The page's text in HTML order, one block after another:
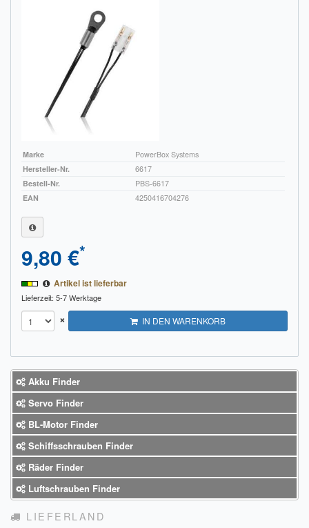
Marke
PowerBox Systems
Hersteller-Nr.
6617
Bestell-Nr.
PBS-6617
EAN
4250416704276
9,80 €*
Artikel ist lieferbar
Lieferzeit: 5-7 Werktage
× IN DEN WARENKORB
Akku Finder
Servo Finder
BL-Motor Finder
Schiffsschrauben Finder
Räder Finder
Luftschrauben Finder
LIEFERLAND